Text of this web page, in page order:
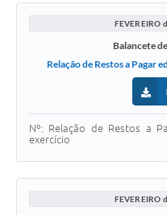
FEVEREIRO
Balancete
Relação de Restos a Pagar
Nº: Relação de Restos a
exercício
FEVEREIRO